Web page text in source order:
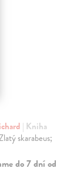
| Kniha
skarabeus;
do 7 dní od